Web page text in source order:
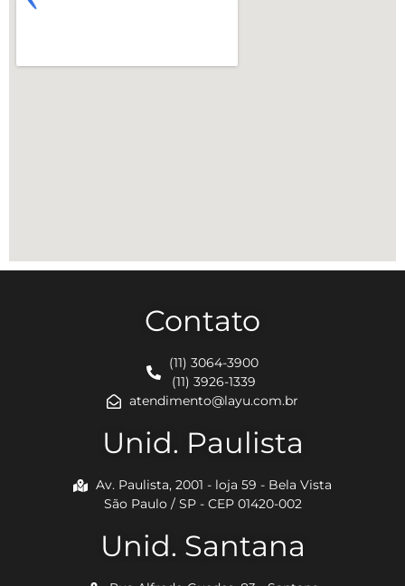
Contato
(11) 3064-3900
(11) 3926-1339
atendimento@layu.com.br
Unid. Paulista
Av. Paulista, 2001 - loja 59 - Bela Vista
São Paulo / SP - CEP 01420-002
Unid. Santana